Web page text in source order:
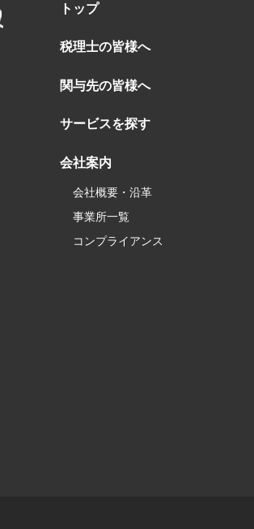
トップ
税理士の皆様へ
関与先の皆様へ
サービスを探す
会社案内
会社概要・沿革
事業所一覧
コンプライアンス